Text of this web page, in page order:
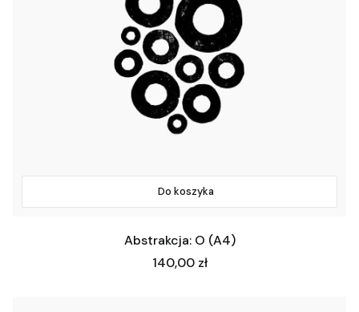
Do koszyka
Abstrakcja: O (A4)
Cena
140,00 zł